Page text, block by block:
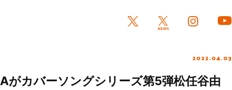
2022.04.03
がカバーソングシリーズ第5弾松任谷由